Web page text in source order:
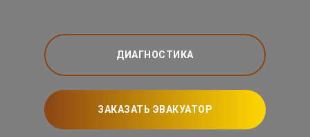
ДИАГНОСТИКА
ЗАКАЗАТЬ ЭВАКУАТОР